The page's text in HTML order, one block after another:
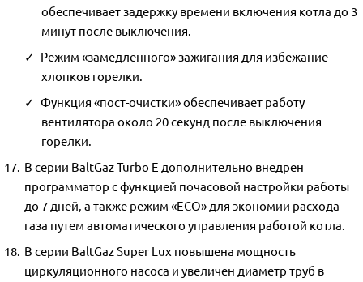
обеспечивает задержку времени включения котла до 3
минут после выключения.
Режим «замедленного» зажигания для избежание
хлопков горелки.
Функция «пост-очистки» обеспечивает работу
вентилятора около 20 секунд после выключения
горелки.
В серии BaltGaz Turbo E дополнительно внедрен
программатор с функцией почасовой настройки работы
до 7 дней, а также режим «ЕCO» для экономии расхода
газа путем автоматического управления работой котла.
В серии BaltGaz Super Lux повышена мощность
циркуляционного насоса и увеличен диаметр труб в